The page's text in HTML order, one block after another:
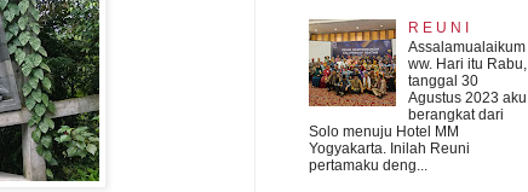
R E U N I
Assalamualaikum
ww. Hari itu Rabu,
tanggal 30
Agustus 2023 aku
berangkat dari
Solo menuju Hotel MM
Yogyakarta. Inilah Reuni
pertamaku deng...